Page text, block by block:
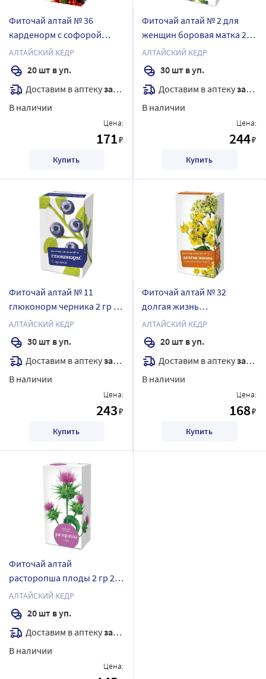
Фиточай алтай № 36
карденорм с софорой
японской 2 гр 20 шт. ф/п
АЛТАЙСКИЙ КЕДР
20 шт в уп.
Доставим в аптекузавтра
В наличии
Цена:
171₽
Купить
Фиточай алтай № 2 для
женщин боровая матка 2
гр 30 шт. ф/п
АЛТАЙСКИЙ КЕДР
30 шт в уп.
Доставим в аптекузавтра
В наличии
Цена:
244₽
Купить
Фиточай алтай № 11
глюконорм черника 2 гр 30
шт. ф/п
АЛТАЙСКИЙ КЕДР
30 шт в уп.
Доставим в аптекузавтра
В наличии
Цена:
243₽
Купить
Фиточай алтай № 32
долгая жизнь
антиоксидантный 2 гр 20
шт. ф/п
АЛТАЙСКИЙ КЕДР
20 шт в уп.
Доставим в аптекузавтра
В наличии
Цена:
168₽
Купить
Фиточай алтай
расторопша плоды 2 гр 20
шт. фильтр-пакеты
АЛТАЙСКИЙ КЕДР
20 шт в уп.
Доставим в аптекузавтра
В наличии
Цена: